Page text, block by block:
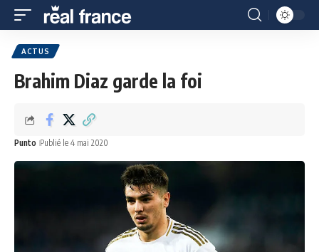
ACTUS
Brahim Diaz garde la foi
Punto Publié le 4 mai 2020